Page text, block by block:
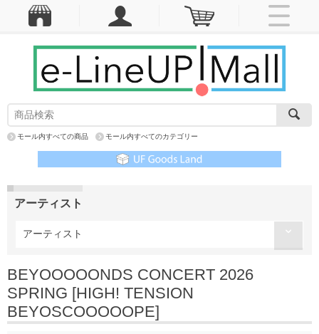
モール内すべての商品 モール内すべてのカテゴリー
アーティスト
アーティスト
BEYOOOOONDS CONCERT 2026
SPRING [HIGH! TENSION
BEYOSCOOOOOPE]